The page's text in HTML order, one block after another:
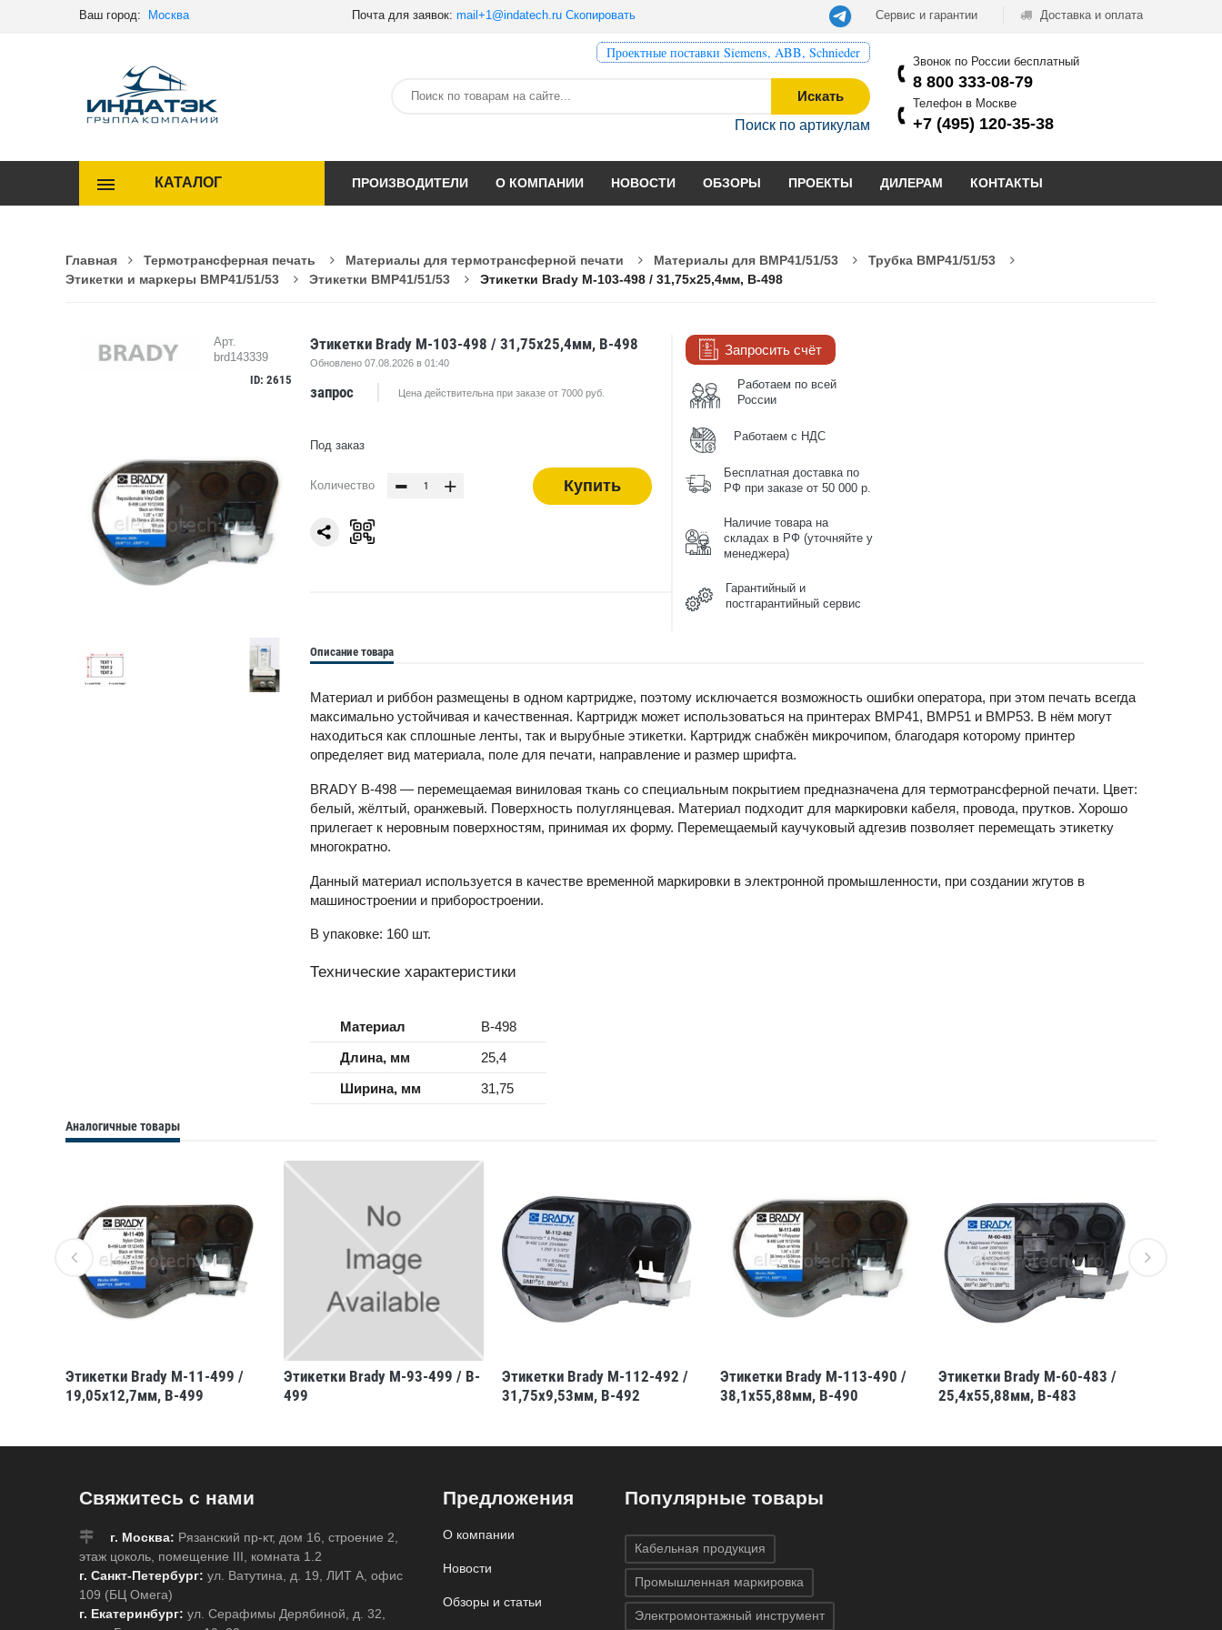
Ваш город: Москва Почта для заявок: mail+1@indatech.ru Скопировать Сервис и гарантии Доставка и оплата
Проектные поставки Siemens, ABB, Schnieder
Искать
Поиск по артикулам
Звонок по России бесплатный
8 800 333-08-79
Телефон в Москве
+7 (495) 120-35-38
КАТАЛОГ ПРОИЗВОДИТЕЛИ О КОМПАНИИ НОВОСТИ ОБЗОРЫ ПРОЕКТЫ ДИЛЕРАМ КОНТАКТЫ
Главная Термотрансферная печать Материалы для термотрансферной печати Материалы для BMP41/51/53
Трубка BMP41/51/53
Этикетки и маркеры BMP41/51/53
Этикетки BMP41/51/53 Этикетки Brady M-103-498 / 31,75x25,4мм, B-498
Арт.
brd143339
ID: 2615
Этикетки Brady M-103-498 / 31,75x25,4мм, B-498
Обновлено 07.08.2026 в 01:40
запрос Цена действительна при заказе от 7000 руб.
Под заказ
Количество - + Купить
Запросить счёт
Работаем по всей
России
Работаем с НДС
Бесплатная доставка по
РФ при заказе от 50 000 р.
Наличие товара на
складах в РФ (уточняйте у
менеджера)
Гарантийный и
постгарантийный сервис
Описание товара
Материал и риббон размещены в одном картридже, поэтому исключается возможность ошибки оператора, при этом печать всегда
максимально устойчивая и качественная. Картридж может использоваться на принтерах BMP41, BMP51 и BMP53. В нём могут
находиться как сплошные ленты, так и вырубные этикетки. Картридж снабжён микрочипом, благодаря которому принтер
определяет вид материала, поле для печати, направление и размер шрифта.
BRADY B-498 — перемещаемая виниловая ткань со специальным покрытием предназначена для термотрансферной печати. Цвет:
белый, жёлтый, оранжевый. Поверхность полуглянцевая. Материал подходит для маркировки кабеля, провода, прутков. Хорошо
прилегает к неровным поверхностям, принимая их форму. Перемещаемый каучуковый адгезив позволяет перемещать этикетку
многократно.
Данный материал используется в качестве временной маркировки в электронной промышленности, при создании жгутов в
машиностроении и приборостроении.
В упаковке: 160 шт.
Технические характеристики
Материал
B-498
Длина, мм
25,4
Ширина, мм
31,75
Аналогичные товары
Этикетки Brady M-11-499 /
19,05x12,7мм, B-499
Этикетки Brady M-93-499 / B-
499
Этикетки Brady M-112-492 /
31,75x9,53мм, B-492
Этикетки Brady M-113-490 /
38,1x55,88мм, B-490
Этикетки Brady M-60-483 /
25,4x55,88мм, B-483
Свяжитесь с нами
г. Москва: Рязанский пр-кт, дом 16, строение 2,
этаж цоколь, помещение III, комната 1.2
г. Санкт-Петербург: ул. Ватутина, д. 19, ЛИТ А, офис
109 (БЦ Омега)
г. Екатеринбург: ул. Серафимы Дерябиной, д. 32,
Предложения
О компании
Новости
Обзоры и статьи
Популярные товары
Кабельная продукция
Промышленная маркировка
Электромонтажный инструмент